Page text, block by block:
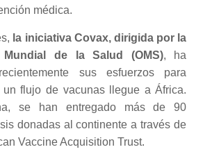
médica.
la iniciativa Covax, dirigida por la
Mundial de la Salud (OMS), ha
sus esfuerzos para
un flujo de vacunas llegue a África.
se han entregado más de 90
donadas al continente a través de
Vaccine Acquisition Trust.